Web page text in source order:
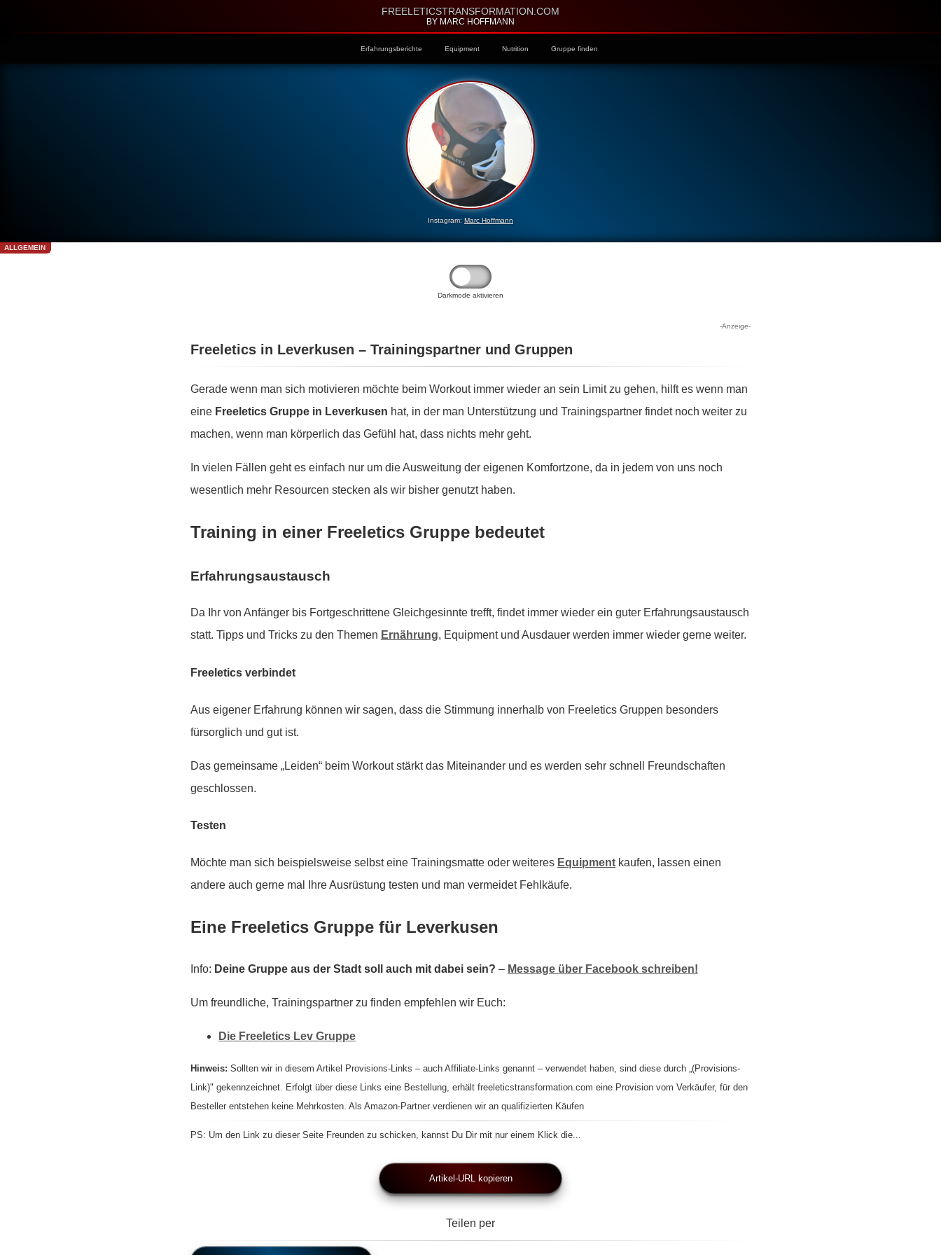
FREELETICSTRANSFORMATION.COM
BY MARC HOFFMANN
Erfahrungsberichte Equipment Nutrition Gruppe finden
Instagram: Marc Hoffmann
ALLGEMEIN
Darkmode aktivieren
-Anzeige-
Freeletics in Leverkusen – Trainingspartner und Gruppen
Gerade wenn man sich motivieren möchte beim Workout immer wieder an sein Limit zu gehen, hilft es wenn man
eine Freeletics Gruppe in Leverkusen hat, in der man Unterstützung und Trainingspartner findet noch weiter zu
machen, wenn man körperlich das Gefühl hat, dass nichts mehr geht.
In vielen Fällen geht es einfach nur um die Ausweitung der eigenen Komfortzone, da in jedem von uns noch
wesentlich mehr Resourcen stecken als wir bisher genutzt haben.
Training in einer Freeletics Gruppe bedeutet
Erfahrungsaustausch
Da Ihr von Anfänger bis Fortgeschrittene Gleichgesinnte trefft, findet immer wieder ein guter Erfahrungsaustausch
statt. Tipps und Tricks zu den Themen Ernährung, Equipment und Ausdauer werden immer wieder gerne weiter.
Freeletics verbindet
Aus eigener Erfahrung können wir sagen, dass die Stimmung innerhalb von Freeletics Gruppen besonders
fürsorglich und gut ist.
Das gemeinsame „Leiden“ beim Workout stärkt das Miteinander und es werden sehr schnell Freundschaften
geschlossen.
Testen
Möchte man sich beispielsweise selbst eine Trainingsmatte oder weiteres Equipment kaufen, lassen einen
andere auch gerne mal Ihre Ausrüstung testen und man vermeidet Fehlkäufe.
Eine Freeletics Gruppe für Leverkusen
Info: Deine Gruppe aus der Stadt soll auch mit dabei sein? – Message über Facebook schreiben!
Um freundliche, Trainingspartner zu finden empfehlen wir Euch:
Die Freeletics Lev Gruppe
Hinweis: Sollten wir in diesem Artikel Provisions-Links – auch Affiliate-Links genannt – verwendet haben, sind diese durch „(Provisions-
Link)" gekennzeichnet. Erfolgt über diese Links eine Bestellung, erhält freeleticstransformation.com eine Provision vom Verkäufer, für den
Besteller entstehen keine Mehrkosten. Als Amazon-Partner verdienen wir an qualifizierten Käufen
PS: Um den Link zu dieser Seite Freunden zu schicken, kannst Du Dir mit nur einem Klick die...
Artikel-URL kopieren
Teilen per